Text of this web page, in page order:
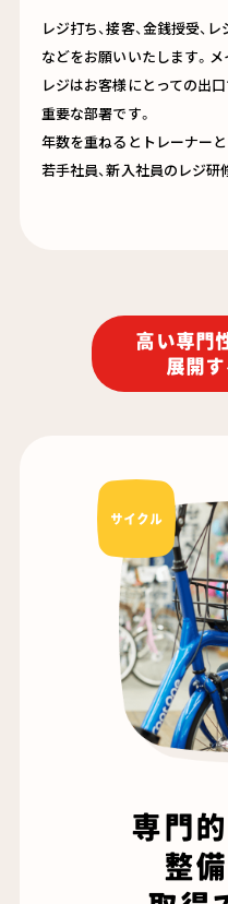
レジ打ち、接客、金銭授受、
などをお願いいたします。
レジはお客様にとっての出
重要な部署です。
年数を重ねるとトレーナー
若手社員、新入社員のレジ研
高い専門
展開
サイクル
専門
整